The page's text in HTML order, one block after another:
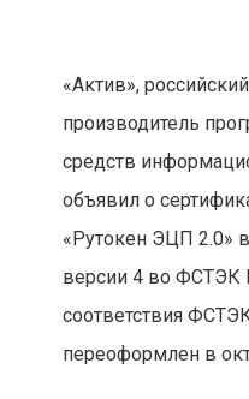
«Актив»,
производитель
средств
объявил о
«Рутокен ЭЦП 2.0»
версии 4 во ФСТЭК
соответствия
переоформлен в